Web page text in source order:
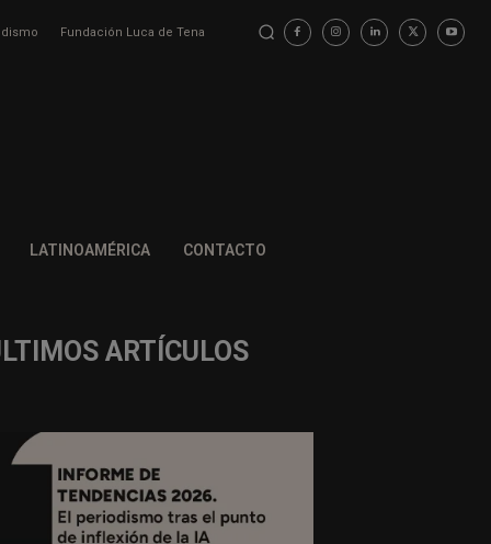
Fundación Luca de Tena
LATINOAMÉRICA CONTACTO
ARTÍCULOS